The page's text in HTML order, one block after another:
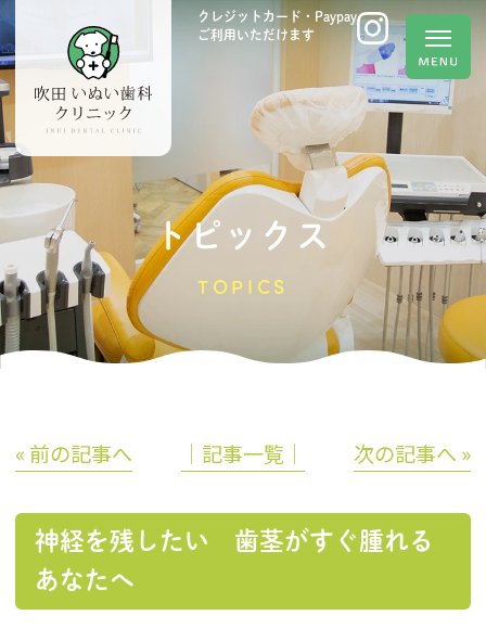
クレジットカード・Paypay
ご利用いただけます
トピックス
TOPICS
« 前の記事へ │記事一覧│ 次の記事へ »
神経を残したい 歯茎がすぐ腫れる
あなたへ